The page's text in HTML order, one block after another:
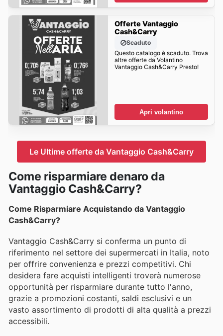
Offerte Vantaggio
Cash&Carry
Scaduto
Questo catalogo è scaduto. Trova
altre offerte da Volantino
Vantaggio Cash&Carry Presto!
Apri volantino
Le Ultime offerte da Vantaggio Cash&Carry
Come risparmiare denaro da
Vantaggio Cash&Carry?
Come Risparmiare Acquistando da Vantaggio
Cash&Carry?
Vantaggio Cash&Carry si conferma un punto di
riferimento nel settore dei supermercati in Italia, noto
per offrire convenienza e prezzi competitivi. Chi
desidera fare acquisti intelligenti troverà numerose
opportunità per risparmiare durante tutto l'anno,
grazie a promozioni costanti, saldi esclusivi e un
vasto assortimento di prodotti di alta qualità a prezzi
accessibili.